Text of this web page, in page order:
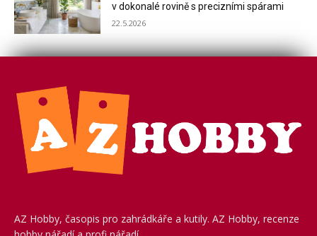
v dokonalé rovině s precizními spárami
22.5.2026
AZ Hobby, časopis pro zahrádkáře a kutily. AZ Hobby, recenze